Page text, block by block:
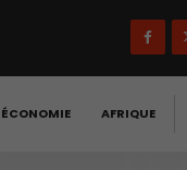
AFRIQUE